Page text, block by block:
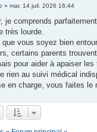
» mar. 14 juil. 2026 16:44
je comprends
très lourde.
que vous soyez bien
certains parents
pour aider à apaiser
rien au suivi médical
en charge, vous faites le